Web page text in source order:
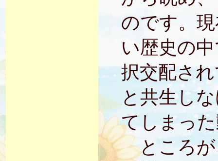
のです。
い歴史の
択交配さ
と共生し
てしまっ
ところが